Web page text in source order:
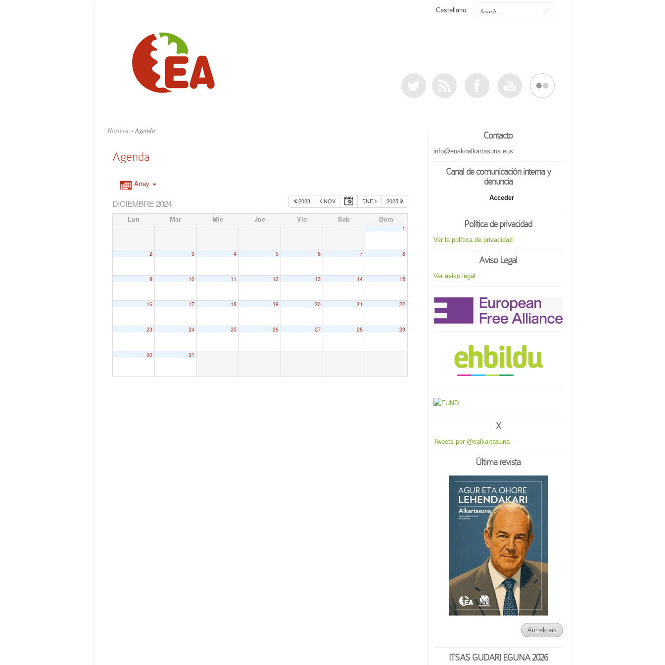
Castellano
Hasiera »Agenda
Agenda
Array
DICIEMBRE 2024 2023 NOV ENE 2025
Lun Mar Mie Jue Vie Sab Dom
1
2 3 4 5 6 7 8
9 10 11 12 13 14 15
16 17 18 19 20 21 22
23 24 25 26 27 28 29
30 31
Contacto
info@euskoalkartasuna.eus
Canal de comunicación interna y
denuncia
Acceder
Política de privacidad
Ver la política de privacidad
Aviso Legal
Ver aviso legal
X
Tweets por @ealkartasuna
Última revista
Aurrekoak
ITSAS GUDARI EGUNA 2026